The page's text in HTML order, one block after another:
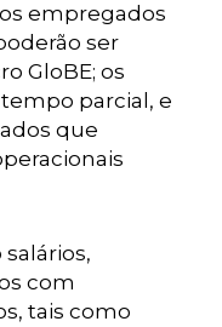
empregados
ser
GloBE; os
parcial, e
que
com
tais como